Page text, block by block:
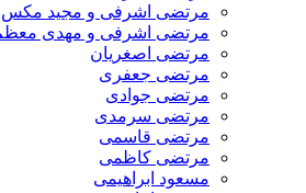
مرتضی اشرفی و مجید مکس
مرتضی اشرفی و مهدی
مرتضی اصغریان
مرتضی جعفری
مرتضی جوادی
مرتضی سرمدی
مرتضی قاسمی
مرتضی کاظمی
مسعود ابراهیمی